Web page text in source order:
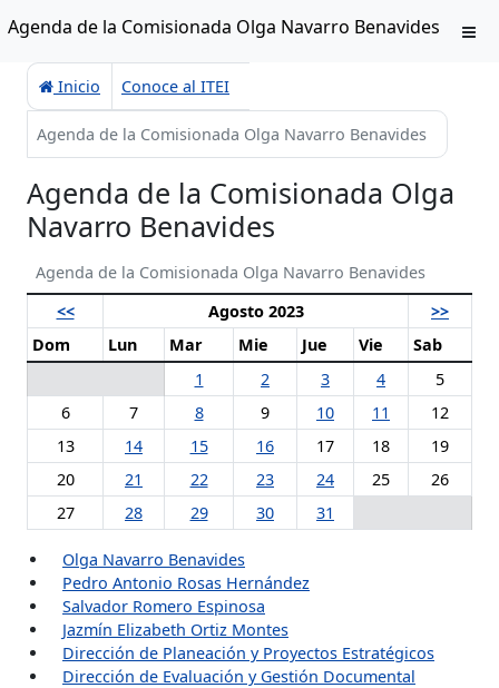
Agenda de la Comisionada Olga Navarro Benavides
Inicio Conoce al ITEI
Agenda de la Comisionada Olga Navarro Benavides
Agenda de la Comisionada Olga
Navarro Benavides
Agenda de la Comisionada Olga Navarro Benavides
<<
Agosto 2023
>>
Dom
Lun Mar Mie Jue Vie
Sab
1
2 3 4
5
6
7 8 9 10 11
12
13
14 15 16 17 18
19
20
21 22 23 24 25
26
27
28 29 30 31
Olga Navarro Benavides
Pedro Antonio Rosas Hernández
Salvador Romero Espinosa
Jazmín Elizabeth Ortiz Montes
Dirección de Planeación y Proyectos Estratégicos
Dirección de Evaluación y Gestión Documental